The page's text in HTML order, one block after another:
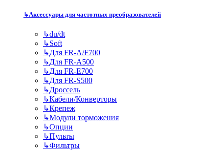
↳Аксессуары для частотных преобразователей
↳du/dt
↳Soft
↳Для FR-A/F700
↳Для FR-A500
↳Для FR-E700
↳Для FR-S500
↳Дроссель
↳Кабели/Конверторы
↳Крепеж
↳Модули торможения
↳Опции
↳Пульты
↳Фильтры